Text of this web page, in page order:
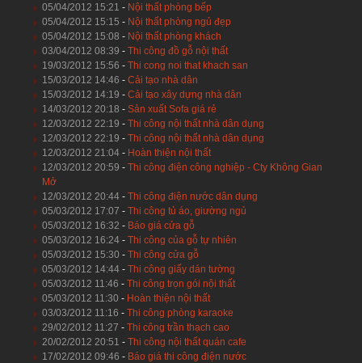
05/04/2012 15:21 - Nội thất phòng bếp
05/04/2012 15:15 - Nội thất phòng ngủ đẹp
05/04/2012 15:08 - Nội thất phòng khách
03/04/2012 08:39 - Thi công đồ gỗ nội thất
19/03/2012 15:56 - Thi cong noi that khach san
15/03/2012 14:46 - Cải tạo nhà dân
15/03/2012 14:19 - Cải tạo xây dựng nhà dân
14/03/2012 20:18 - Sản xuất Sofa giá rẻ
12/03/2012 22:19 - Thi công nội thất nhà dân dụng
12/03/2012 22:19 - Thi công nội thất nhà dân dụng
12/03/2012 21:04- Hoàn thiện nội thất
12/03/2012 20:59 - Thi công điện công nghiệp - Cty Không Gian
Mở
12/03/2012 20:44- Thi công điện nước dân dụng
05/03/2012 17:07 - Thi công tủ áo, giường ngủ
05/03/2012 16:32 - Báo giá cửa gỗ
05/03/2012 16:24- Thi công của gỗ tự nhiên
05/03/2012 15:30 - Thi công cửa gỗ
05/03/2012 14:44- Thi công giấy dán tường
05/03/2012 11:46 - Thi công trọn gói nội thất
05/03/2012 11:30 - Hoàn thiện nội thất
03/03/2012 11:16 - Thi công phòng karaoke
29/02/2012 11:27 - Thi công trần thạch cao
20/02/2012 20:51 - Thi công nội thất quán cafe
17/02/2012 09:46 - Báo giá thi công điện nước